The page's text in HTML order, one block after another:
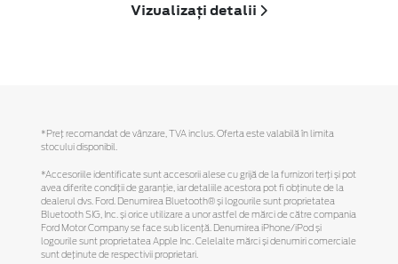
Vizualizați detalii
*Preţ recomandat de vânzare, TVA inclus. Oferta este valabilă în limita
stocului disponibil.
*Accesoriile identificate sunt accesorii alese cu grijă de la furnizori terți și pot
avea diferite condiții de garanție, iar detaliile acestora pot fi obținute de la
dealerul dvs. Ford. Denumirea Bluetooth® și logourile sunt proprietatea
Bluetooth SIG, Inc. și orice utilizare a unor astfel de mărci de către compania
Ford Motor Company se face sub licență. Denumirea iPhone/iPod și
logourile sunt proprietatea Apple Inc. Celelalte mărci și denumiri comerciale
sunt deținute de respectivii proprietari.